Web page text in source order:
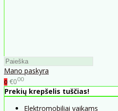
Mano paskyra
0 €000
Prekių krepšelis tuščias!
Elektromobiliai vaikams